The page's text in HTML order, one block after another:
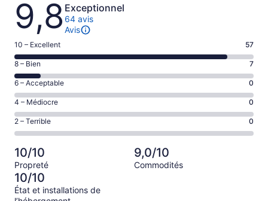
9,8 Exceptionnel
64 avis
Avis
Note
de 10
–
Excellent,
d’après
57 avis
sur 64.
10 – Excellent 57
Note
de 8
–
Bien,
d’après
7 avis
sur 64.
8 – Bien 7
Note
de 6
–
Acceptable,
d’après
sur 64.
6 – Acceptable 0
Note
de 4
–
Médiocre,
d’après
0 avis
sur 64.
4 – Médiocre 0
Note
de 2
–
Terrible,
d’après
0 avis
sur 64.
2 – Terrible 0
10/10
Propreté
9,0/10
Commodités
10/10
État et installations de